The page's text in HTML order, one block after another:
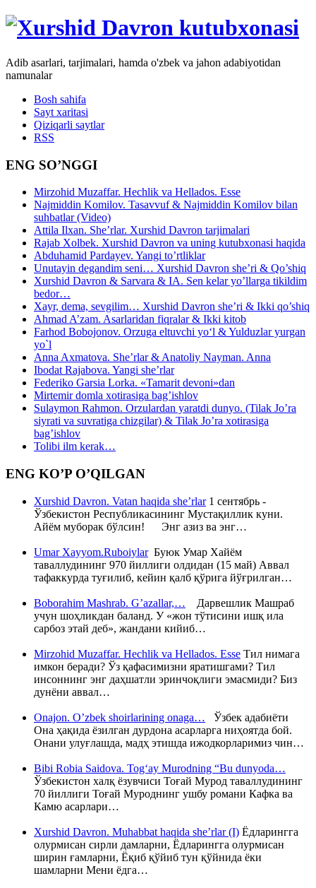
Adib asarlari, tarjimalari, hamda o'zbek va jahon adabiyotidan
namunalar
Bosh sahifa
Sayt xaritasi
Qiziqarli saytlar
RSS
ENG SO’NGGI
Mirzohid Muzaffar. Hechlik va Hellados. Esse
Najmiddin Komilov. Tasavvuf & Najmiddin Komilov bilan
suhbatlar (Video)
Attila Ilxan. She’rlar. Xurshid Davron tarjimalari
Rajab Xolbek. Xurshid Davron va uning kutubxonasi haqida
Abduhamid Pardayev. Yangi to’rtliklar
Unutayin degandim seni… Xurshid Davron she’ri & Qo’shiq
Xurshid Davron & Sarvara & IA. Sen kelar yo’llarga tikildim
bedor…
Xayr, dema, sevgilim… Xurshid Davron she’ri & Ikki qo’shiq
Ahmad A’zam. Asarlaridan fiqralar & Ikki kitob
Farhod Bobojonov. Orzuga eltuvchi yo‘l & Yulduzlar yurgan
yo`l
Anna Axmatova. She’rlar & Anatoliy Nayman. Anna
Ibodat Rajabova. Yangi she’rlar
Federiko Garsia Lorka. «Tamarit devoni»dan
Mirtemir domla xotirasiga bag’ishlov
Sulaymon Rahmon. Orzulardan yaratdi dunyo. (Tilak Jo’ra
siyrati va suvratiga chizgilar) & Tilak Jo’ra xotirasiga
bag’ishlov
Tolibi ilm kerak…
ENG KO’P O’QILGAN
Xurshid Davron. Vatan haqida she’rlar1 сентябрь -
Ўзбекистон Республикасининг Мустақиллик куни.
Айём муборак бўлсин! Энг азиз ва энг…
Umar Xayyom.RuboiylarБуюк Умар Хайём
таваллудининг 970 йиллиги олдидан (15 май) Аввал
тафаккурда туғилиб, кейин қалб қўрига йўғрилган…
Boborahim Mashrab. G’azallar,… Дарвешлик Машраб
учун шоҳликдан баланд. У «жон тўтисини ишқ ила
сарбоз этай деб», жандани кийиб…
Mirzohid Muzaffar. Hechlik va Hellados. Esse Тил нимага
имкон беради? Ўз қафасимизни яратишгами? Тил
инсоннинг энг даҳшатли эринчоқлиги эмасмиди? Биз
дунёни аввал…
Onajon. O’zbek shoirlarining onaga… Ўзбек адабиёти
Она ҳақида ёзилган дурдона асарларга ниҳоятда бой.
Онани улуғлашда, мадҳ этишда ижодкорларимиз чин…
Bibi Robia Saidova. Tog‘ay Murodning “Bu dunyoda…
Ўзбекистон халқ ёзувчиси Тоғай Мурод таваллудининг
70 йиллиги Тоғай Муроднинг ушбу романи Кафка ва
Камю асарлари…
Xurshid Davron. Muhabbat haqida she’rlar (I) Ёдларингга
олурмисан сирли дамларни, Ёдларингга олурмисан
ширин ғамларни, Ёқиб қўйиб тун қўйнида ёки
шамларни Мени ёдга…